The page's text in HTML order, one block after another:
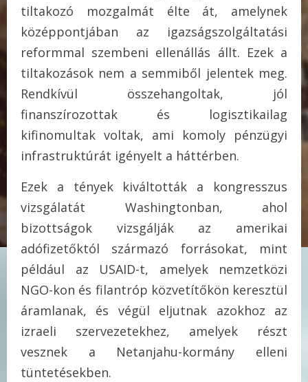
tiltakozó mozgalmát élte át, amelynek
középpontjában az igazságszolgáltatási
reformmal szembeni ellenállás állt. Ezek a
tiltakozások nem a semmiből jelentek meg.
Rendkívül összehangoltak, jól
finanszírozottak és logisztikailag
kifinomultak voltak, ami komoly pénzügyi
infrastruktúrát igényelt a háttérben.
Ezek a tények kiváltották a kongresszus
vizsgálatát Washingtonban, ahol
bizottságok vizsgálják az amerikai
adófizetőktól származó forrásokat, mint
például az USAID-t, amelyek nemzetközi
NGO-kon és filantróp közvetítőkön keresztül
áramlanak, és végül eljutnak azokhoz az
izraeli szervezetekhez, amelyek részt
vesznek a Netanjahu-kormány elleni
tüntetésekben.